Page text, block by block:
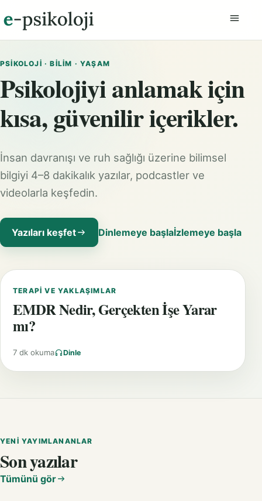
PSIKOLOJI · BILIM · YAŞAM
Psikolojiyi anlamak için
kısa, güvenilir içerikler.
İnsan davranışı ve ruh sağlığı üzerine bilimsel
bilgiyi 4–8 dakikalık yazılar, podcastler ve
videolarla keşfedin.
Yazıları keşfet Dinlemeye başlaİzlemeye başla
TERAPI VE YAKLAŞIMLAR
EMDR Nedir, Gerçekten İşe Yarar
mı?
7 dk okuma Dinle
YENI YAYIMLANANLAR
Son yazılar
Tümünü gör